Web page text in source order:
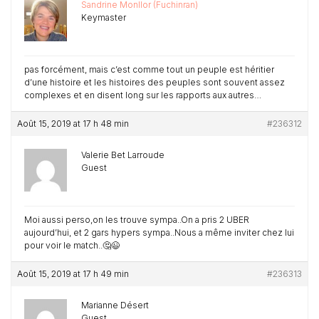
Sandrine Monllor (Fuchinran)
Keymaster
pas forcément, mais c’est comme tout un peuple est héritier
d’une histoire et les histoires des peuples sont souvent assez
complexes et en disent long sur les rapports aux autres…
Août 15, 2019 at 17 h 48 min #236312
Valerie Bet Larroude
Guest
Moi aussi perso,on les trouve sympa..On a pris 2 UBER
aujourd’hui, et 2 gars hypers sympa..Nous a même inviter chez lui
pour voir le match..🤔😉
Août 15, 2019 at 17 h 49 min #236313
Marianne Désert